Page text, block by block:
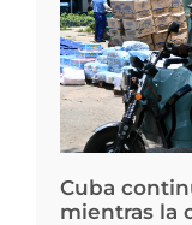
Cuba
mientras la